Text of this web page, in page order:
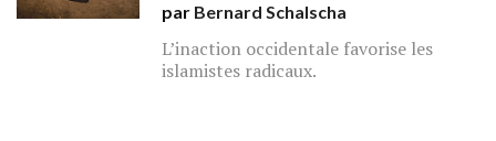
par Bernard Schalscha
L’inaction occidentale favorise les
islamistes radicaux.